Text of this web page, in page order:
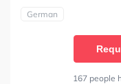
German
167 people